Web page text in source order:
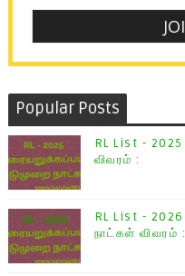
Popular Posts
RL List -
விவரம் :
RL List -
நாட்கள் விவரம் :